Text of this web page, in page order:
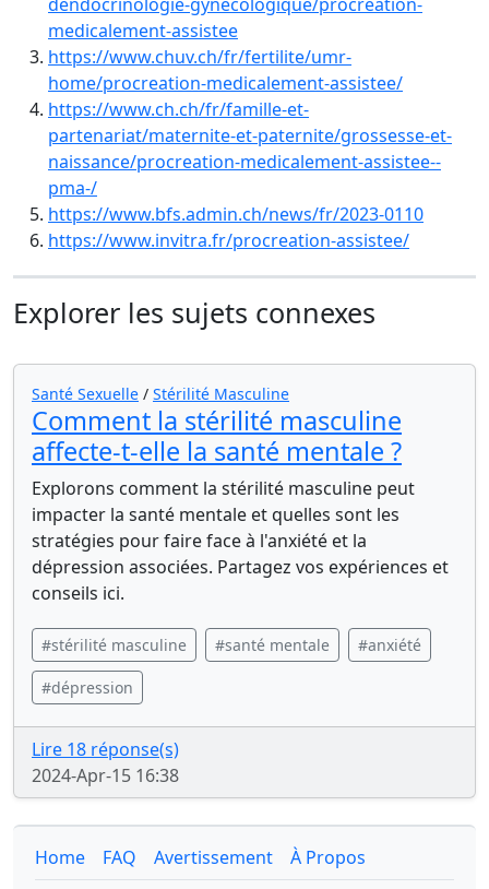
medicalement-assistee
https://www.chuv.ch/fr/fertilite/umr-
home/procreation-medicalement-assistee/
https://www.ch.ch/fr/famille-et-
partenariat/maternite-et-paternite/grossesse-et-
naissance/procreation-medicalement-assistee--
pma-/
https://www.bfs.admin.ch/news/fr/2023-0110
https://www.invitra.fr/procreation-assistee/
Explorer les sujets connexes
Santé Sexuelle / Stérilité Masculine
Comment la stérilité masculine
affecte-t-elle la santé mentale ?
Explorons comment la stérilité masculine peut
impacter la santé mentale et quelles sont les
stratégies pour faire face à l'anxiété et la
dépression associées. Partagez vos expériences et
conseils ici.
#stérilité masculine #santé mentale #anxiété
#dépression
Lire 18 réponse(s)
2024-Apr-15 16:38
Home FAQ Avertissement
À Propos